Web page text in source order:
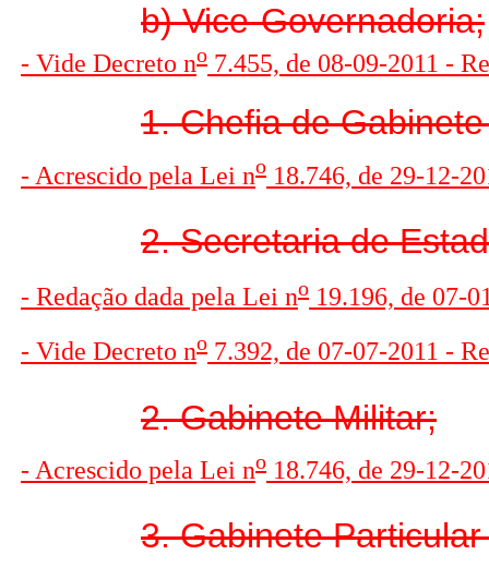
b) Vice-Governadoria;
- Vide Decreto no 7.455, de 08-09-2011 -
1. Chefia de
- Acrescido pela Lei no 18.746, de 29-12-
2. Secretaria de
- Redação dada pela Lei no 19.196, de 07-
- Vide Decreto no 7.392, de 07-07-2011 -
2. Gabinete Militar;
- Acrescido pela Lei no 18.746, de 29-12-
3. Gabinete